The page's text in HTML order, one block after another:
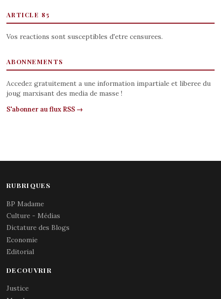
ARTICLE 85
Vos reactions sont susceptibles d'etre censurees.
ABONNEMENTS
Accedez gratuitement a une information impartiale et liberee du
joug marxisant des media de masse !
S'abonner au flux RSS →
RUBRIQUES
BP Madame
Culture - Médias
Dictature des Blogs
Economie
Editorial
DECOUVRIR
Justice